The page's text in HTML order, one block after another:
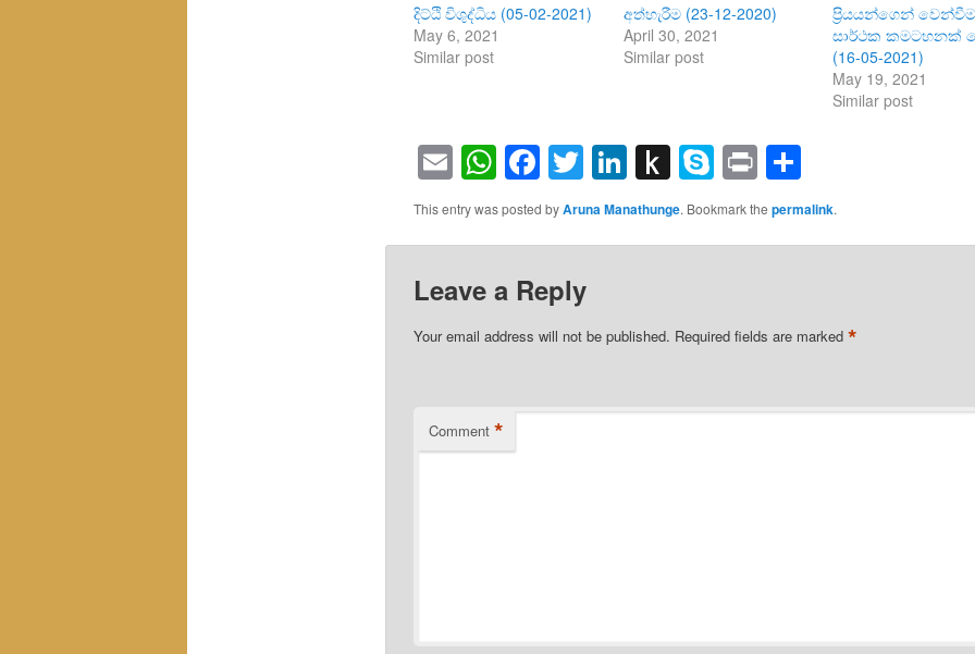
දිට්ඨි විශුද්ධිය (05-02-2021)
May 6, 2021
Similar post
අත්හැරීම (23-12-2020)
April 30, 2021
Similar post
ප්‍රියයන්ගෙන් වෙන්වීම
සාර්ථක කමටහනක්
(16-05-2021)
May 19, 2021
Similar post
EmailWhatsApp
Facebook
Twitter
LinkedIn
Push
to
Kindle
Skype
PrintShare
This entry was posted byAruna Manathunge. Bookmark the permalink.
Leave a Reply
Your email address will not be published. Required fields are marked *
Comment *